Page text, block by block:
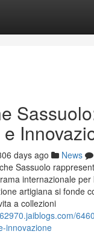
days ago News
Sassuolo
internazionale
artigiana si fonde
a collezioni
innovazione